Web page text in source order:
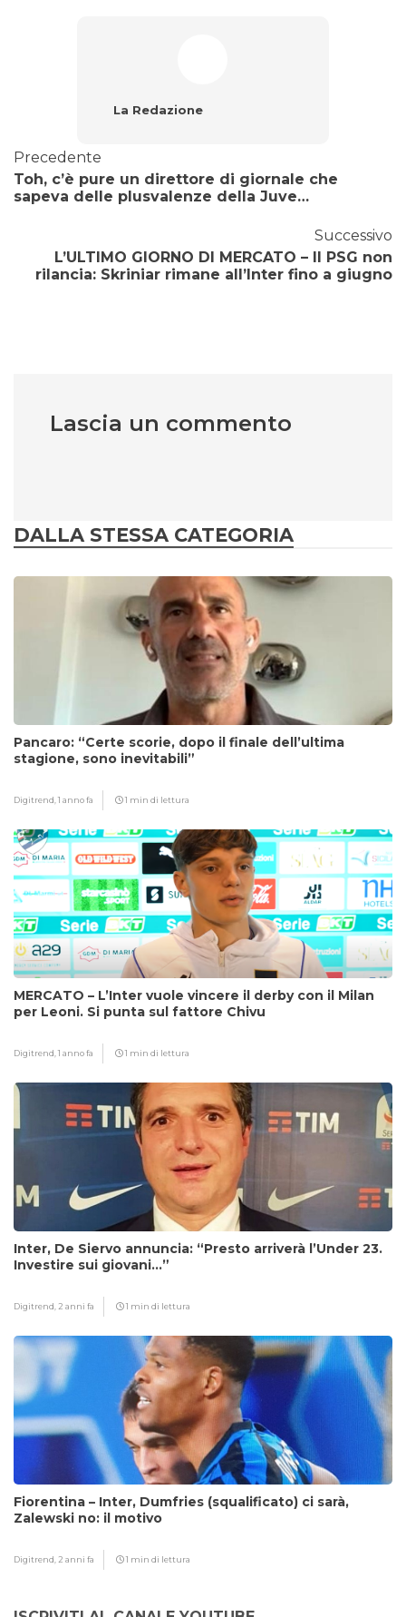
La Redazione
Precedente
Toh, c’è pure un direttore di giornale che
sapeva delle plusvalenze della Juve…
Successivo
L’ULTIMO GIORNO DI MERCATO – Il PSG non
rilancia: Skriniar rimane all’Inter fino a giugno
Lascia un commento
DALLA STESSA CATEGORIA
Pancaro: “Certe scorie, dopo il finale dell’ultima
stagione, sono inevitabili”
Digitrend,1 anno fa 1 min di lettura
MERCATO – L’Inter vuole vincere il derby con il Milan
per Leoni. Si punta sul fattore Chivu
Digitrend,1 anno fa 1 min di lettura
Inter, De Siervo annuncia: “Presto arriverà l’Under 23.
Investire sui giovani…”
Digitrend, 2 anni fa 1 min di lettura
Fiorentina – Inter, Dumfries (squalificato) ci sarà,
Zalewski no: il motivo
Digitrend, 2 anni fa 1 min di lettura